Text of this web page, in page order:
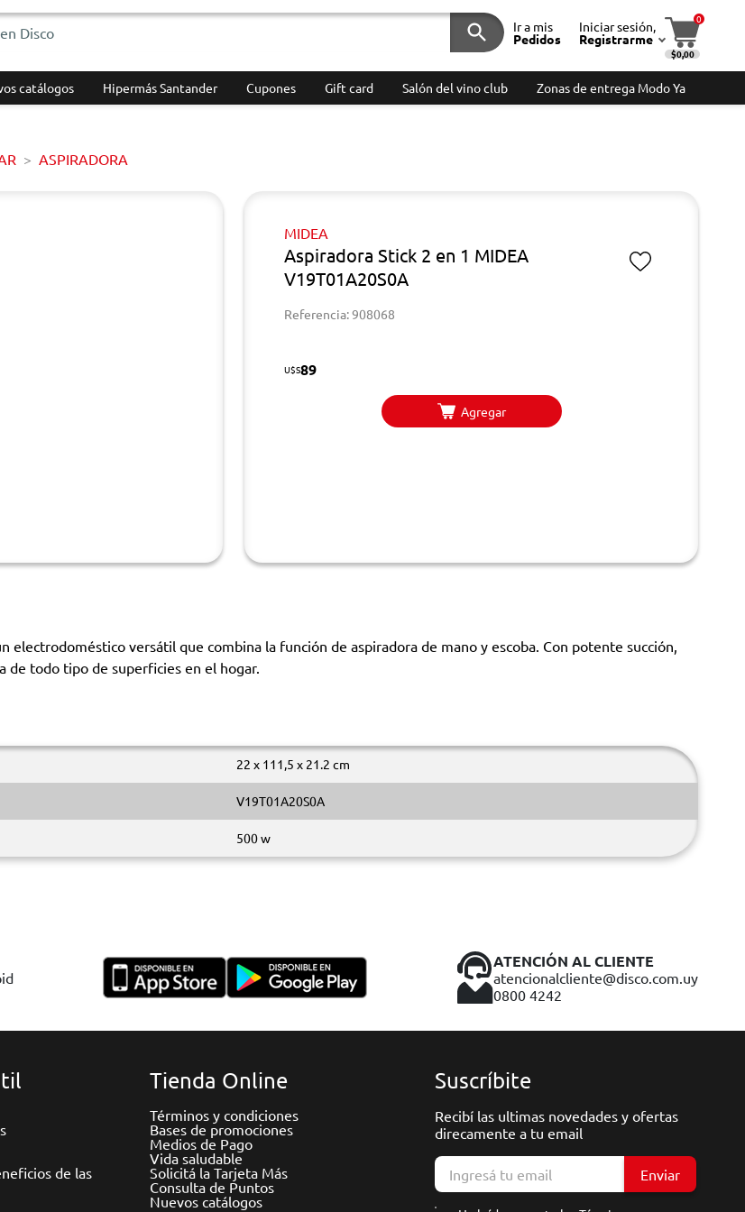
Ir a mis
Pedidos
Iniciar sesión,
Registrarme
0
$0,00
catálogos Hipermás Santander Cupones Gift card Salón del vino club Zonas de entrega Modo Ya
ASPIRADORA
MIDEA
Aspiradora Stick 2 en 1 MIDEA
V19T01A20S0A
Referencia: 908068
U$S89
Agregar
electrodoméstico versátil que combina la función de aspiradora de mano y escoba. Con potente succión,
de todo tipo de superficies en el hogar.
22 x 111,5 x 21.2 cm
V19T01A20S0A
500 w
ATENCIÓN AL CLIENTE
atencionalcliente@disco.com.uy
0800 4242
de las
Tienda Online
Términos y condiciones
Bases de promociones
Medios de Pago
Vida saludable
Solicitá la Tarjeta Más
Consulta de Puntos
Nuevos catálogos
Suscríbite
Recibí las ultimas novedades y ofertas
direcamente a tu email
Enviar